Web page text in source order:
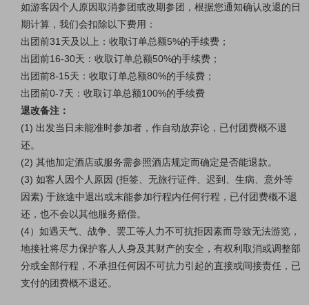
如游客因个人原因取消参团或改期参团，根据您通知确认改退的日
期计算，我们会扣除以下费用：
出团前31天及以上：收取订单总额5%的手续费；
出团前16-30天：收取订单总额50%的手续费；
出团前8-15天：收取订单总额80%的手续费；
出团前0-7天：收取订单总额100%的手续费
退改备注：
(1) 出发当日未能准时参加者，作自动放弃论，已付团费概不退
还。
(2) 其他加定酒店或服务需参照酒店规定而确定是否能退款。
(3) 如客人因个人原因 (拒签、无旅行证件、迟到、生病、意外等
因素) 于旅途中退出或末能参加行程内任何行程，已付团费概不退
还，也不会以其他服务赔偿。
(4）如遇天气、战争、罢工等人力不可抗拒因素而导致无法游览，
地接社将尽力保护客人人身及其财产的安全，有权利取消或调整部
分或全部行程，不承担任何因不可抗力引起的直接或间接责任，已
支付的团费概不退还。